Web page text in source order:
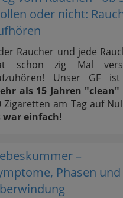
oder nicht:
Raucher und jede
schon zig Mal
Unser GF ist
als 15 Jahren "clean"
Zigaretten am Tag auf
war einfach!
–
Phasen und